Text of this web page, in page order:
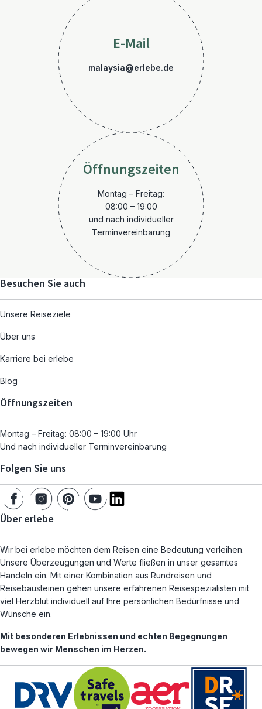
E-Mail
malaysia@erlebe.de
Öffnungszeiten
Montag – Freitag:
08:00 – 19:00
und nach individueller
Terminvereinbarung
Besuchen Sie auch
Unsere Reiseziele
Über uns
Karriere bei erlebe
Blog
Öffnungszeiten
Montag – Freitag: 08:00 – 19:00 Uhr
Und nach individueller Terminvereinbarung
Folgen Sie uns
Über erlebe
Wir bei erlebe möchten dem Reisen eine Bedeutung verleihen.
Unsere Überzeugungen und Werte fließen in unser gesamtes
Handeln ein. Mit einer Kombination aus Rundreisen und
Reisebausteinen gehen unsere erfahrenen Reisespezialisten mit
viel Herzblut individuell auf Ihre persönlichen Bedürfnisse und
Wünsche ein.
Mit besonderen Erlebnissen und echten Begegnungen
bewegen wir Menschen im Herzen.